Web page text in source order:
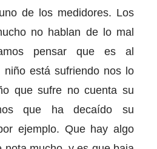
de los medidores. Los
no hablan de lo mal
pensar que es al
está sufriendo nos lo
que sufre no cuenta su
que ha decaído su
ejemplo. Que hay algo